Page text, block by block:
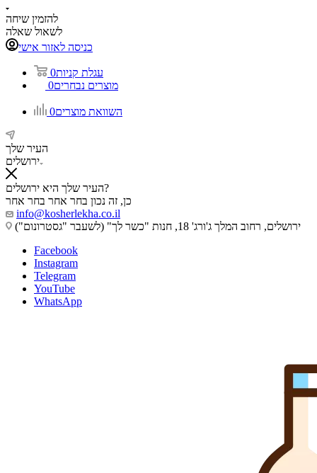
להזמין שיחה
לשאול שאלה
כניסה לאזור אישי
עגלת קניות0
מוצרים נבחרים0
השוואת מוצרים0
העיר שלך
ירושלים
העיר שלך היא ירושלים?
כן, זה נכון בחר אחר בחר אחר
info@kosherlekha.co.il
ירושלים, רחוב המלך ג'ורג' 18, חנות "כשר לך" (לשעבר "גסטרונום")
Facebook
Instagram
Telegram
YouTube
WhatsApp